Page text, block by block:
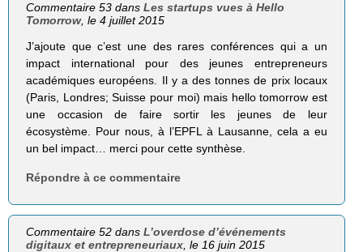
Commentaire 53 dansLes startups vues à Hello
Tomorrow, le 4 juillet 2015
J’ajoute que c’est une des rares conférences qui a un
impact international pour des jeunes entrepreneurs
académiques européens. Il y a des tonnes de prix locaux
(Paris, Londres; Suisse pour moi) mais hello tomorrow est
une occasion de faire sortir les jeunes de leur
écosystème. Pour nous, à l’EPFL à Lausanne, cela a eu
un bel impact… merci pour cette synthèse.
Répondre à ce commentaire
Commentaire 52 dansL’overdose d’événements
digitaux et entrepreneuriaux , le 16 juin 2015